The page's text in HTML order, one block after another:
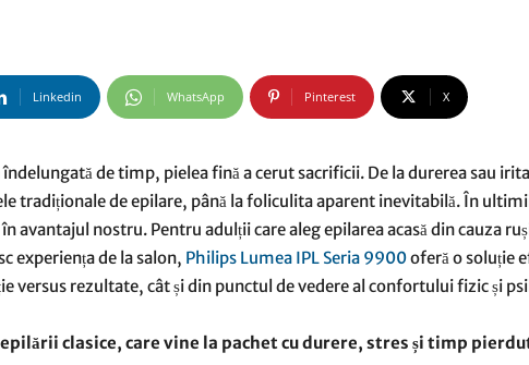
comunicate
de
Linkedin WhatsApp Pinterest X
de timp, pielea fină a cerut sacrificii. De la durerea sau
tradiționale de epilare, până la foliculita aparent inevitabilă. În
avantajul nostru. Pentru adulții care aleg epilarea acasă din cauza
experiența de la salon, Philips Lumea IPL Seria 9900oferă o soluție
versus rezultate, cât și din punctul de vedere al confortului fizic și
clasice, care vine la pachet cu durere, stres și timp